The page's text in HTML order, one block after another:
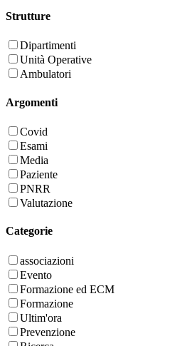
Strutture
Dipartimenti
Unità Operative
Ambulatori
Argomenti
Covid
Esami
Media
Paziente
PNRR
Valutazione
Categorie
associazioni
Evento
Formazione ed ECM
Formazione
Ultim'ora
Prevenzione